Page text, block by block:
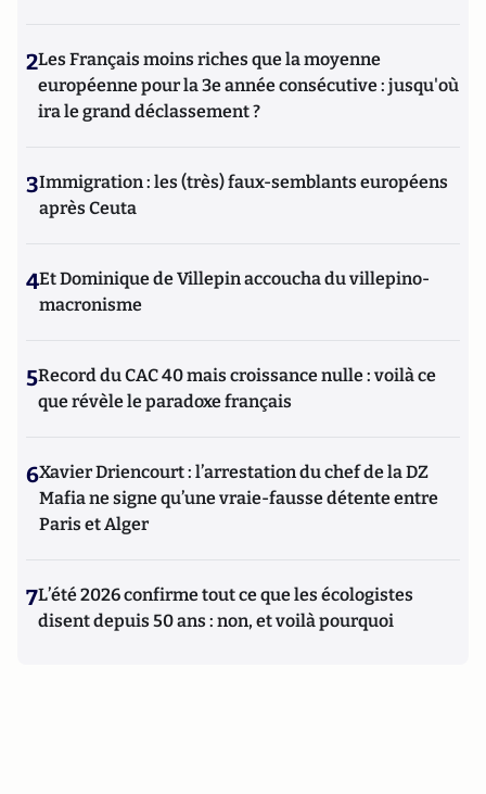
2Les Français moins riches que la moyenne
européenne pour la 3e année consécutive : jusqu'où
ira le grand déclassement ?
3Immigration : les (très) faux-semblants européens
après Ceuta
4Et Dominique de Villepin accoucha du villepino-
macronisme
5Record du CAC 40 mais croissance nulle : voilà ce
que révèle le paradoxe français
6Xavier Driencourt : l’arrestation du chef de la DZ
Mafia ne signe qu’une vraie-fausse détente entre
Paris et Alger
7L’été 2026 confirme tout ce que les écologistes
disent depuis 50 ans : non, et voilà pourquoi